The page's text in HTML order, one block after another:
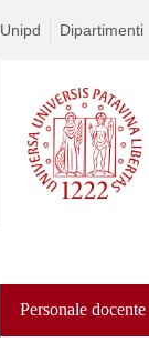
Unipd Dipartimenti
Personale docente